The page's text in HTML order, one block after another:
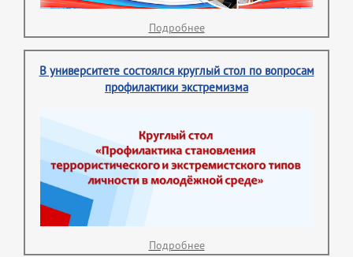
Подробнее
В университете состоялся круглый стол по вопросам
профилактики экстремизма
Подробнее